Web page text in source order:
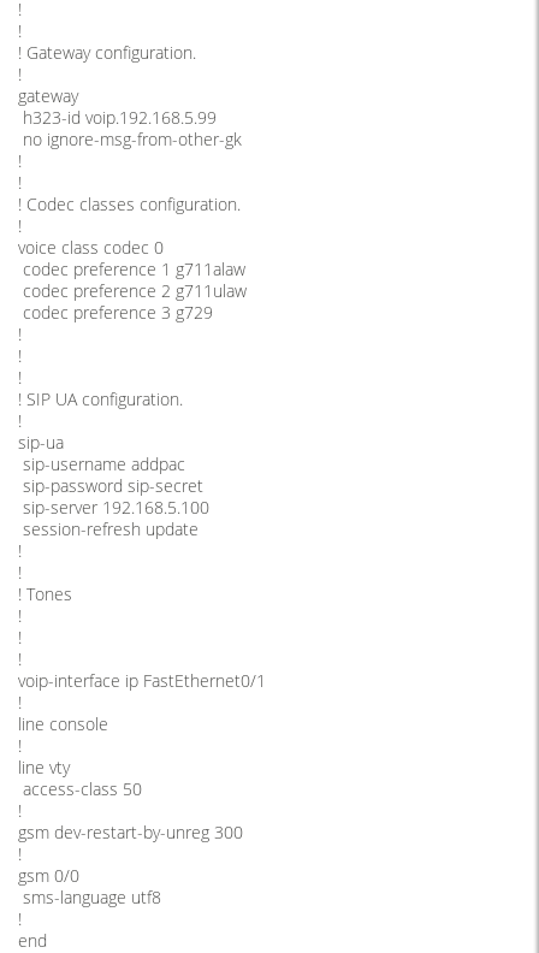
!
!
! Gateway configuration.
!
gateway
h323-id voip.192.168.5.99
no ignore-msg-from-other-gk
!
!
! Codec classes configuration.
!
voice class codec 0
codec preference 1 g711alaw
codec preference 2 g711ulaw
codec preference 3 g729
!
!
!
! SIP UA configuration.
!
sip-ua
sip-username addpac
sip-password sip-secret
sip-server 192.168.5.100
session-refresh update
!
!
! Tones
!
!
!
voip-interface ip FastEthernet0/1
!
line console
!
line vty
access-class 50
!
gsm dev-restart-by-unreg 300
!
gsm 0/0
sms-language utf8
!
end